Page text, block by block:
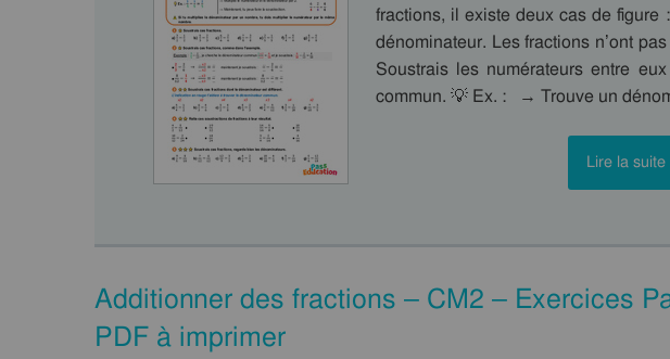
fractions, il existe deux cas de figure
dénominateur. Les fractions n’ont
Soustrais les numérateurs entre
commun. 💡 Ex. : → Trouve un
Lire la suite
Additionner des fractions – CM2 – Exercices
PDF à imprimer